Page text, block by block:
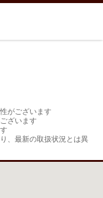
がございます
ざいます
、最新の取扱状況とは異